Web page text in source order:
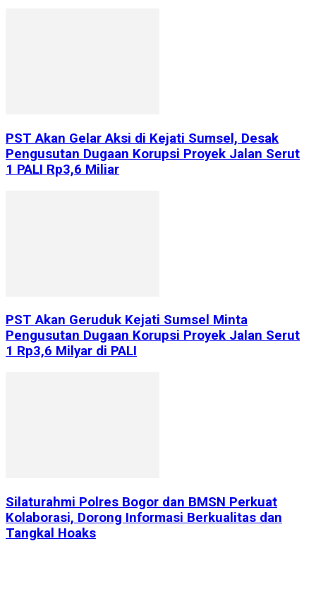
PST Akan Gelar Aksi di Kejati Sumsel, Desak
Pengusutan Dugaan Korupsi Proyek Jalan Serut
1 PALI Rp3,6 Miliar
PST Akan Geruduk Kejati Sumsel Minta
Pengusutan Dugaan Korupsi Proyek Jalan Serut
1 Rp3,6 Milyar di PALI
Silaturahmi Polres Bogor dan BMSN Perkuat
Kolaborasi, Dorong Informasi Berkualitas dan
Tangkal Hoaks